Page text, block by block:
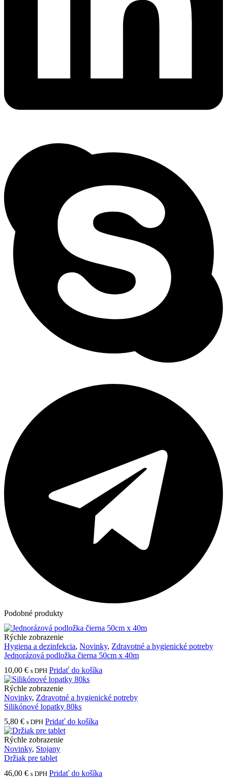
Podobné produkty
Rýchle zobrazenie
Hygiena a dezinfekcia, Novinky, Zdravotné a hygienické potreby
Jednorázová podložka čierna 50cm x 40m
10,00 € s DPH Pridať do košíka
Rýchle zobrazenie
Novinky, Zdravotné a hygienické potreby
Silikónové lopatky 80ks
5,80 € s DPH Pridať do košíka
Rýchle zobrazenie
Novinky, Stojany
Držiak pre tablet
46,00 € s DPH Pridať do košíka